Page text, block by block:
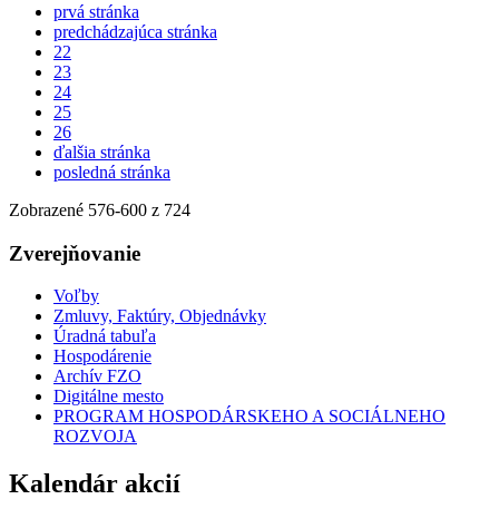
prvá stránka
predchádzajúca stránka
22
23
24
25
26
ďalšia stránka
posledná stránka
Zobrazené 576-600 z 724
Zverejňovanie
Voľby
Zmluvy, Faktúry, Objednávky
Úradná tabuľa
Hospodárenie
Archív FZO
Digitálne mesto
PROGRAM HOSPODÁRSKEHO A SOCIÁLNEHO
ROZVOJA
Kalendár akcií